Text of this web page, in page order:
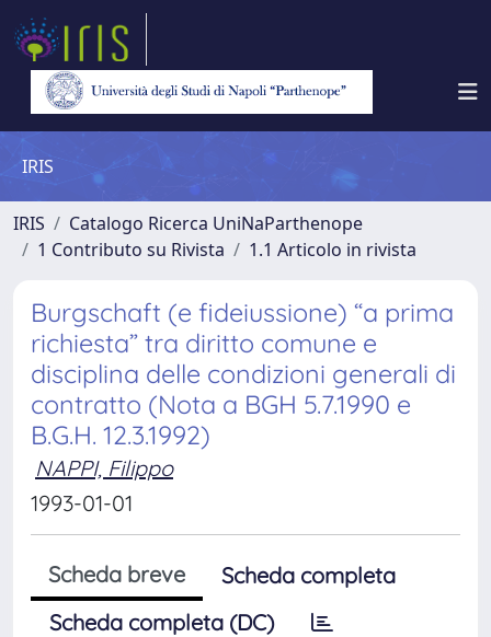
IRIS
IRIS
Catalogo Ricerca UniNaParthenope
1 Contributo su Rivista
1.1 Articolo in rivista
Burgschaft (e fideiussione) “a prima
richiesta” tra diritto comune e
disciplina delle condizioni generali di
contratto (Nota a BGH 5.7.1990 e
B.G.H. 12.3.1992)
NAPPI, Filippo
1993-01-01
Scheda breve
Scheda completa
Scheda completa (DC)